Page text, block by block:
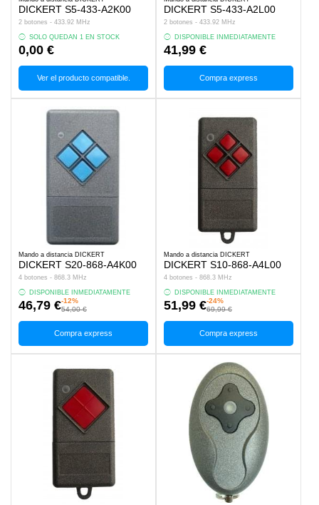
DICKERT S5-433-A2K00
2 botones - 433.92 MHz
SOLO QUEDAN 1 EN STOCK
0,00 €
Ver el producto compatible.
DICKERT S5-433-A2L00
2 botones - 433.92 MHz
DISPONIBLE INMEDIATAMENTE
41,99 €
Compra express
Mando a distancia DICKERT
DICKERT S20-868-A4K00
4 botones - 868.3 MHz
DISPONIBLE INMEDIATAMENTE
46,79 €-12%
54,00 €
Compra express
Mando a distancia DICKERT
DICKERT S10-868-A4L00
4 botones - 868.3 MHz
DISPONIBLE INMEDIATAMENTE
51,99 €-24%
69,99 €
Compra express